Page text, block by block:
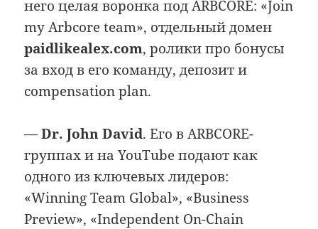
него целая воронка под ARBCORE: «Join
my Arbcore team», отдельный домен
paidlikealex.com, ролики про бонусы
за вход в его команду, депозит и
compensation plan.
—Dr. John David. Его в ARBCORE-
группах и на YouTube подают как
одного из ключевых лидеров:
«Winning Team Global», «Business
Preview», «Independent On-Chain